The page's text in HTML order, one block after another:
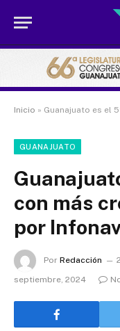
Inicio » Guanajuato es el 5to
GUANAJUATO
con más
por
Por Redacción
septiembre, 2024